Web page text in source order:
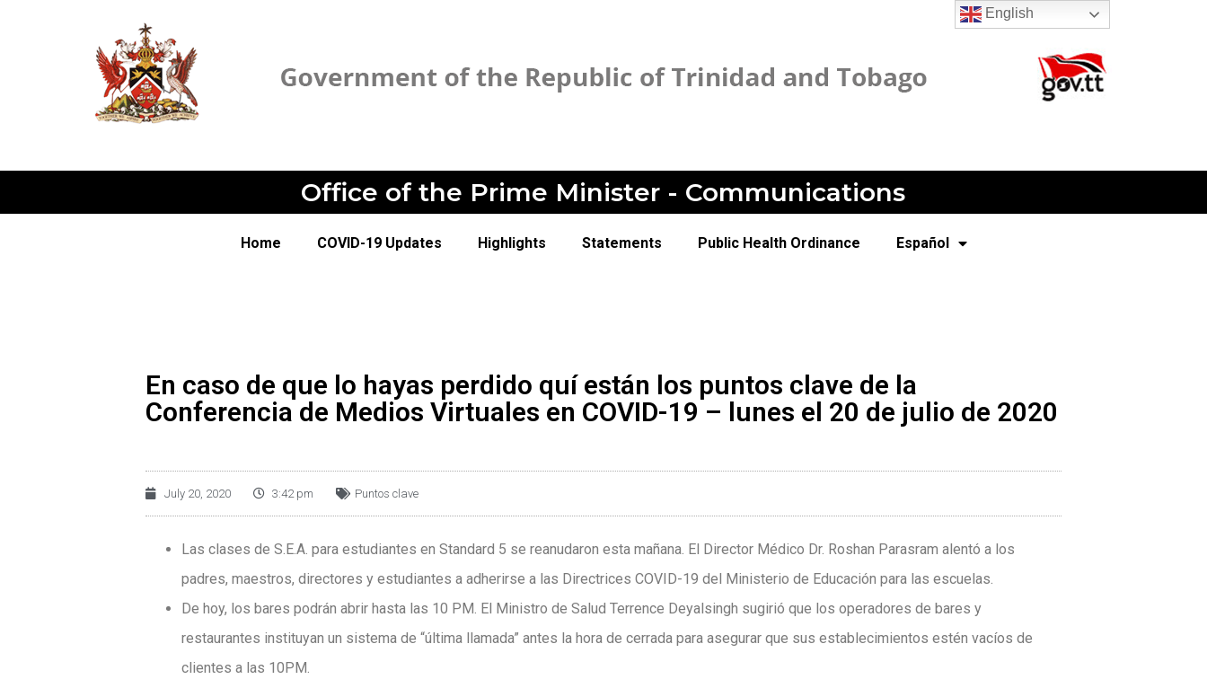
Office of the Prime Minister - Communications
Home COVID-19 Updates Highlights Statements Public Health Ordinance Español
En caso de que lo hayas perdido quí están los puntos clave de la
Conferencia de Medios Virtuales en COVID-19 – lunes el 20 de julio de 2020
July 20, 2020 3:42 pm Puntos clave
Las clases de S.E.A. para estudiantes en Standard 5 se reanudaron esta mañana. El Director Médico Dr. Roshan Parasram alentó a los
padres, maestros, directores y estudiantes a adherirse a las Directrices COVID-19 del Ministerio de Educación para las escuelas.
De hoy, los bares podrán abrir hasta las 10 PM. El Ministro de Salud Terrence Deyalsingh sugirió que los operadores de bares y
restaurantes instituyan un sistema de “última llamada” antes la hora de cerrada para asegurar que sus establecimientos estén vacíos de
clientes a las 10PM.
English